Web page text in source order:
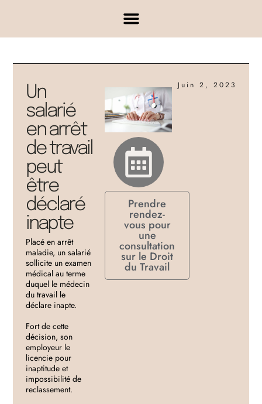
Un
salarié
en arrêt
de travail
peut
être
déclaré
inapte
Placé en arrêt
maladie, un salarié
sollicite un examen
médical au terme
duquel le médecin
du travail le
déclare inapte.
Fort de cette
décision, son
employeur le
licencie pour
inaptitude et
impossibilité de
reclassement.
Prendre
rendez-
vous pour
une
consultation
sur le Droit
du Travail
Juin 2, 2023